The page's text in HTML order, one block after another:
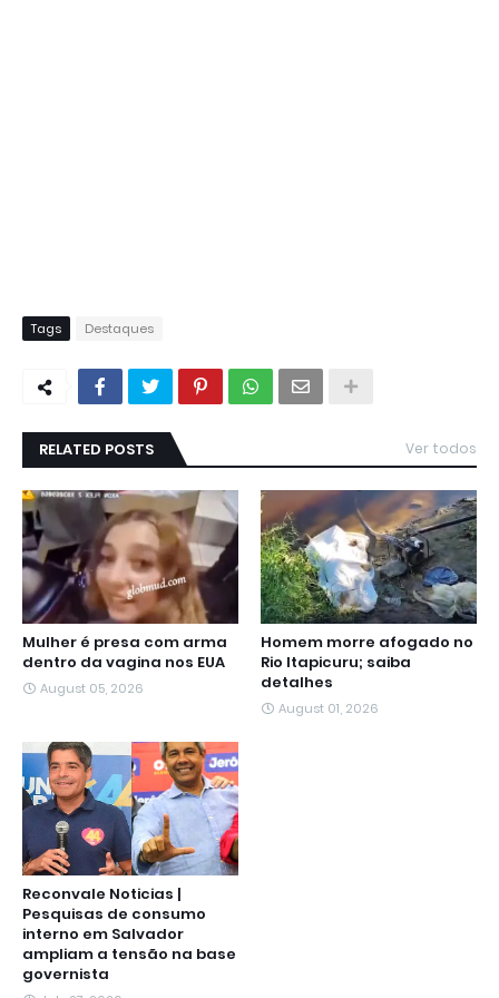
Tags Destaques
RELATED POSTS Ver todos
Mulher é presa com arma
dentro da vagina nos EUA
August 05, 2026
Homem morre afogado no
Rio Itapicuru; saiba
detalhes
August 01, 2026
Reconvale Noticias |
Pesquisas de consumo
interno em Salvador
ampliam a tensão na base
governista